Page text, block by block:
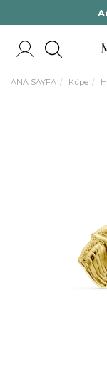
ANA SAYFA Küpe